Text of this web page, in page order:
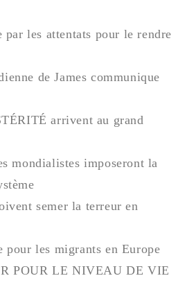
les attentats pour le rendre
de James communique
arrivent au grand
mondialistes imposeront la
semer la terreur en
les migrants en Europe
POUR LE NIVEAU DE VIE